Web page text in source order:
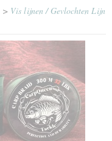
> Vis lijnen / Gevlochten Lijn